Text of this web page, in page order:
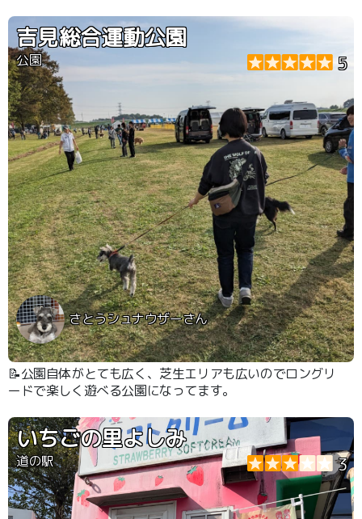
吉見総合運動公園
公園 5
さとうシュナウザーさん
📝公園自体がとても広く、芝生エリアも広いのでロングリ
ードで楽しく遊べる公園になってます。
いちごの里よしみ
道の駅 3